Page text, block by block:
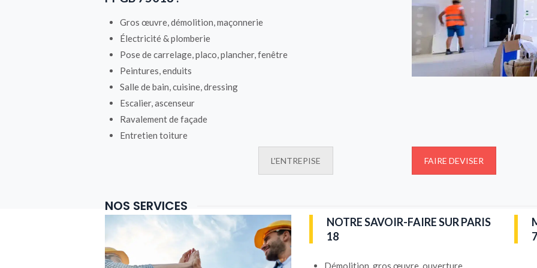
Gros œuvre, démolition, maçonnerie
Électricité & plomberie
Pose de carrelage, placo, plancher, fenêtre
Peintures, enduits
Salle de bain, cuisine, dressing
Escalier, ascenseur
Ravalement de façade
Entretien toiture
L'ENTREPISE FAIRE DEVISER
NOS SERVICES
NOTRE SAVOIR-FAIRE SUR PARIS
18
Démolition, gros œuvre, ouverture